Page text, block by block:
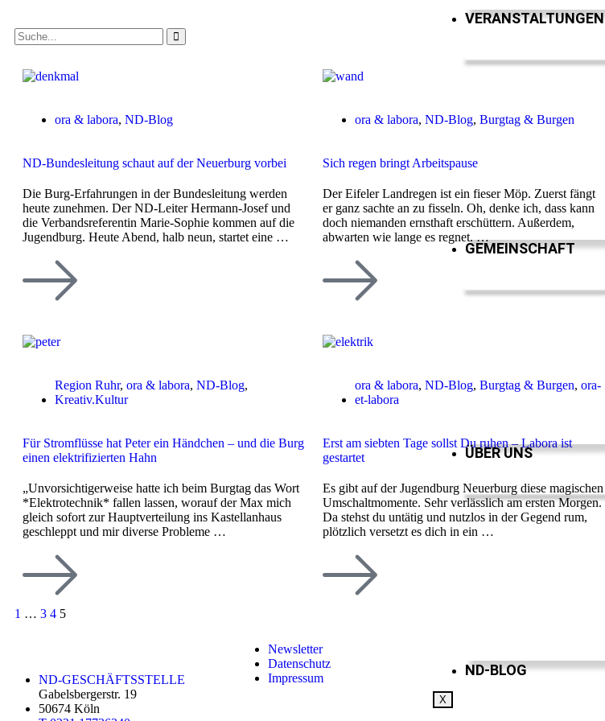
VERANSTALTUNGEN
GEMEINSCHAFT
ÜBER UNS
ND-BLOG
X
ora & labora, ND-Blog
ND-Bundesleitung schaut auf der Neuerburg vorbei
Die Burg-Erfahrungen in der Bundesleitung werden
heute zunehmen. Der ND-Leiter Hermann-Josef und
die Verbandsreferentin Marie-Sophie kommen auf die
Jugendburg. Heute Abend, halb neun, startet eine …
ora & labora,ND-Blog,Burgtag & Burgen
Sich regen bringt Arbeitspause
Der Eifeler Landregen ist ein fieser Möp. Zuerst fängt
er ganz sachte an zu fisseln. Oh, denke ich, dass kann
doch niemanden ernsthaft erschüttern. Außerdem,
abwarten wie lange es regnet. …
Region Ruhr, ora & labora, ND-Blog,
Kreativ.Kultur
Für Stromflüsse hat Peter ein Händchen – und die Burg
einen elektrifizierten Hahn
„Unvorsichtigerweise hatte ich beim Burgtag das Wort
*Elektrotechnik* fallen lassen, worauf der Max mich
gleich sofort zur Hauptverteilung ins Kastellanhaus
geschleppt und mir diverse Probleme …
ora & labora,ND-Blog,Burgtag & Burgen,ora-
et-labora
Erst am siebten Tage sollst Du ruhen – Labora ist
gestartet
Es gibt auf der Jugendburg Neuerburg diese magischen
Umschaltmomente. Sehr verlässlich am ersten Morgen.
Da stehst du untätig und nutzlos in der Gegend rum,
plötzlich versetzt es dich in ein …
1 … 3 4 5
ND-GESCHÄFTSSTELLE
Gabelsbergerstr. 19
50674 Köln
Newsletter
Datenschutz
Impressum